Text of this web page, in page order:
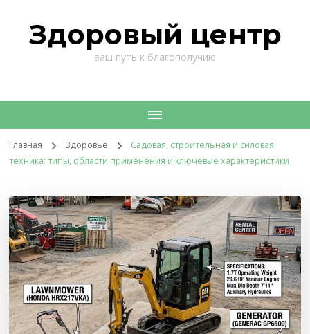
Здоровый центр
ваш путь к благополучию
Главная Здоровье
Садовая, строительная и силовая
техника: типы, области применения и ключевые характеристики